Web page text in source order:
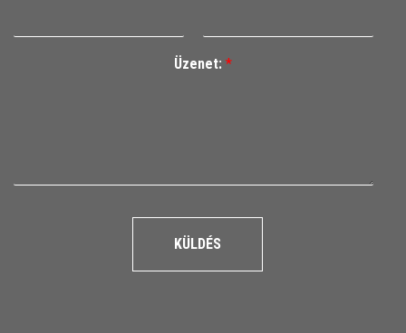
Üzenet: *
KÜLDÉS